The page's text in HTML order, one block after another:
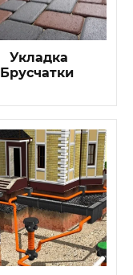
Укладка
Брусчатки